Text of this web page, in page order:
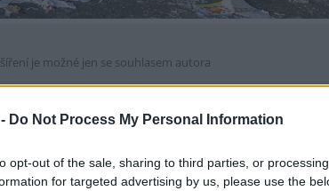
Do Not Process My Personal Information
opt-out of the sale, sharing to third parties, or
for targeted advertising by us, please use the
je možné jen se souhlasem autora
noci na dnešek požár skladové haly s papírovým
nad Moravou na Olomoucku. Nikdo nebyl zraněn,
ČTK to dnes sdělil mluvčí hasičů Josef Koláček.